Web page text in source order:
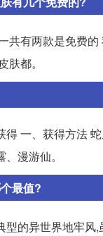
共有两款是免费
都。
得 一、获得方法
漫游仙。
最值?
型的异世界地牢